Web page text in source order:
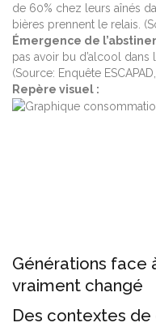
de 60% chez leurs aînés
bières prennent le relais.
Émergence de
pas avoir bu d’alcool dans
(Source: Enquête
Repère visuel :
Générations face
vraiment changé
Des contextes